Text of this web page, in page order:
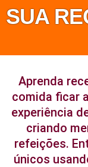
SUA
Aprenda
comida ficar
experiência
criando
refeições.
únicos